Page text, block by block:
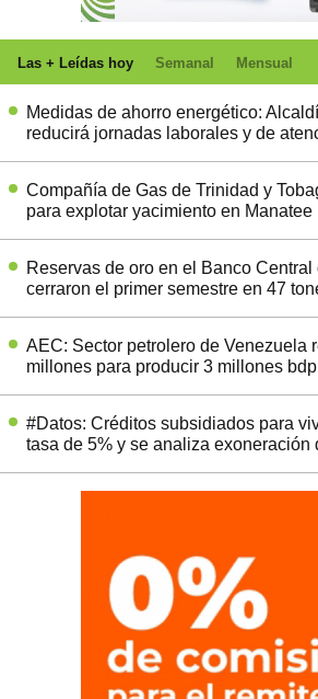
Las + Leídas hoy Semanal Mensual
Medidas de ahorro energético:
reducirá jornadas laborales y de
Compañía de Gas de Trinidad y
para explotar yacimiento en Manatee
Reservas de oro en el Banco Central
cerraron el primer semestre en 47
AEC: Sector petrolero de Venezuela
millones para producir 3 millones
#Datos: Créditos subsidiados para
tasa de 5% y se analiza exoneración